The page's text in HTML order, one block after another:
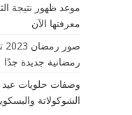
معرفتها الآن
رمضانية جديدة جدًا
وصفات حلويات
الشوكولاتة